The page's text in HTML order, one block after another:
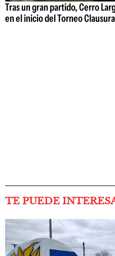
Tras un gran partido, Cerro
en el inicio del Torneo
TE PUEDE